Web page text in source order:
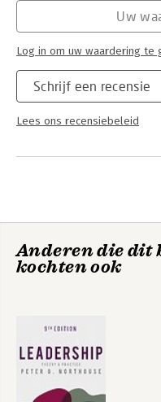
Schrijf een recensie
Lees ons recensiebeleid
Uw
Log in om uw waardering te
Anderen die dit
kochten ook